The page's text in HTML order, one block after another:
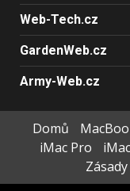
Web-Tech.cz
GardenWeb.cz
Army-Web.cz
Domů
iMac Pro
iMac